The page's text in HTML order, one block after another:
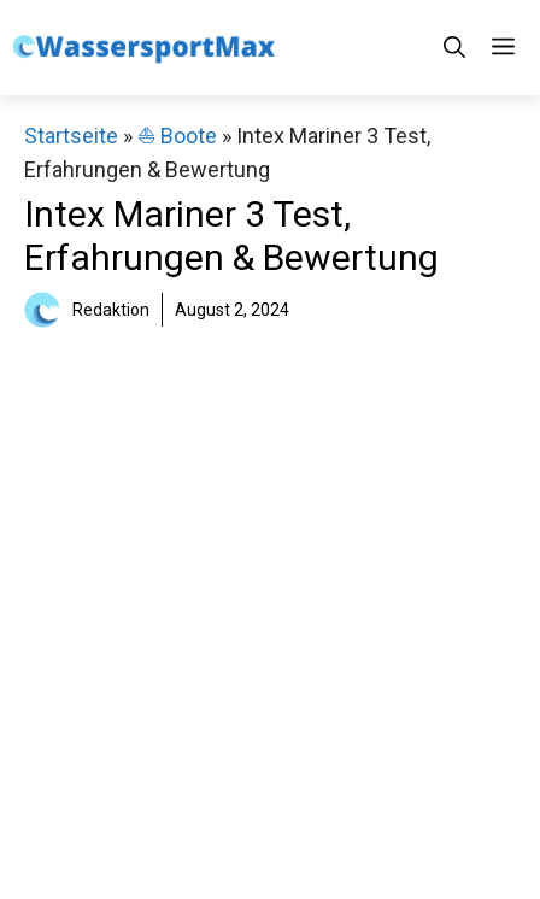
Inhalt
Startseite » ⛵️ Boote » Intex Mariner 3 Test,
Erfahrungen & Bewertung
Intex Mariner 3 Test,
Erfahrungen & Bewertung
Redaktion August 2, 2024